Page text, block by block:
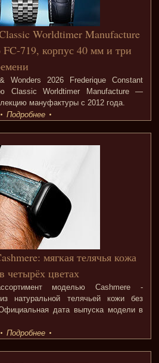
Worldtimer Manufacture
719, корпус 40 мм и три
Wonders 2026 Frederique Constant
Classic Worldtimer Manufacture —
мануфактуры с 2012 года.
Подробнее
мягкая телячья кожа
четырёх цветах
моделью Cashmere -
натуральной телячьей кожи без
Официальная дата выпуска модели в
Подробнее